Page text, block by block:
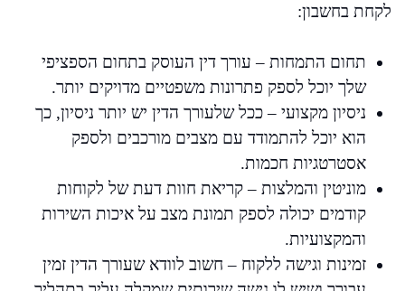
לקחת בחשבון:
תחום התמחות – עורך דין העוסק בתחום הספציפי
שלך יוכל לספק פתרונות משפטיים מדויקים יותר.
ניסיון מקצועי – ככל שלעורך הדין יש יותר ניסיון, כך
הוא יוכל להתמודד עם מצבים מורכבים ולספק
אסטרטגיות חכמות.
מוניטין והמלצות – קריאת חוות דעת של לקוחות
קודמים יכולה לספק תמונת מצב על איכות השירות
והמקצועיות.
זמינות וגישה ללקוח – חשוב לוודא שעורך הדין זמין